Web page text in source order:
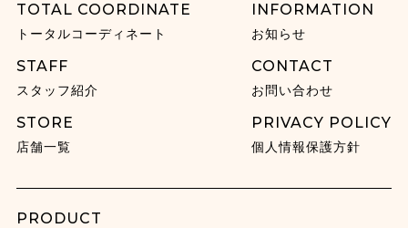
TOTAL COORDINATE
トータルコーディネート
STAFF
スタッフ紹介
STORE
店舗一覧
INFORMATION
お知らせ
CONTACT
お問い合わせ
PRIVACY POLICY
個人情報保護方針
PRODUCT